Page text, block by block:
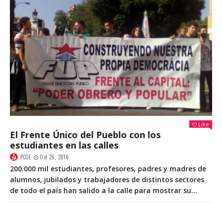
Like
El Frente Único del Pueblo con los
estudiantes en las calles
PCOE Oct 26, 2016
200.000 mil estudiantes, profesores, padres y madres de
alumnos, jubilados y trabajadores de distintos sectores
de todo el país han salido a la calle para mostrar su...